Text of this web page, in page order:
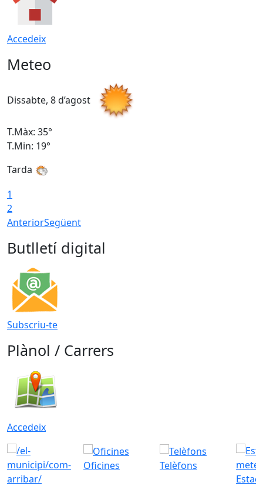
Accedeix
Meteo
Dissabte, 8 d’agost
T.Màx: 35°
T.Min: 19°
Tarda
1
2
AnteriorSegüent
Butlletí digital
Subscriu-te
Plànol / Carrers
Accedeix
Oficines
Telèfons